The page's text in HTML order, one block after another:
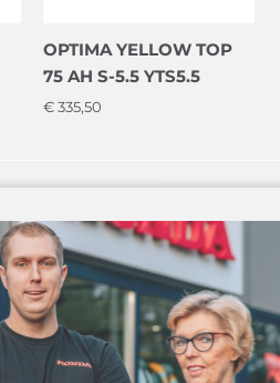
OPTIMA YELLOW TOP
75 AH S-5.5 YTS5.5
€335,50